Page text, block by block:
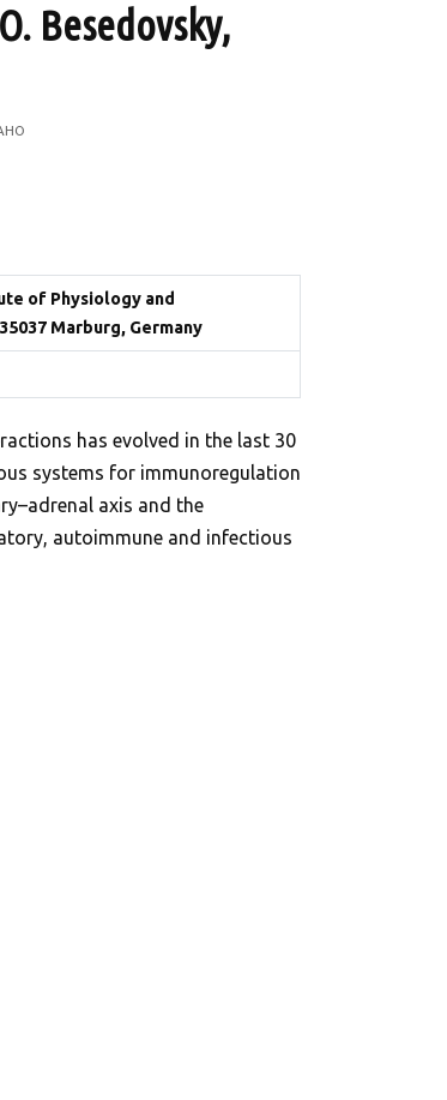
Besedovsky,
of Physiology and
Marburg, Germany
has evolved in the last 30
systems for immunoregulation
axis and the
autoimmune and infectious